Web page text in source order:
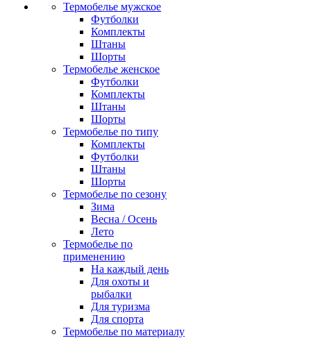
Термобелье мужское
Футболки
Комплекты
Штаны
Шорты
Термобелье женское
Футболки
Комплекты
Штаны
Шорты
Термобелье по типу
Комплекты
Футболки
Штаны
Шорты
Термобелье по сезону
Зима
Весна / Осень
Лето
Термобелье по
применению
На каждый день
Для охоты и
рыбалки
Для туризма
Для спорта
Термобелье по материалу